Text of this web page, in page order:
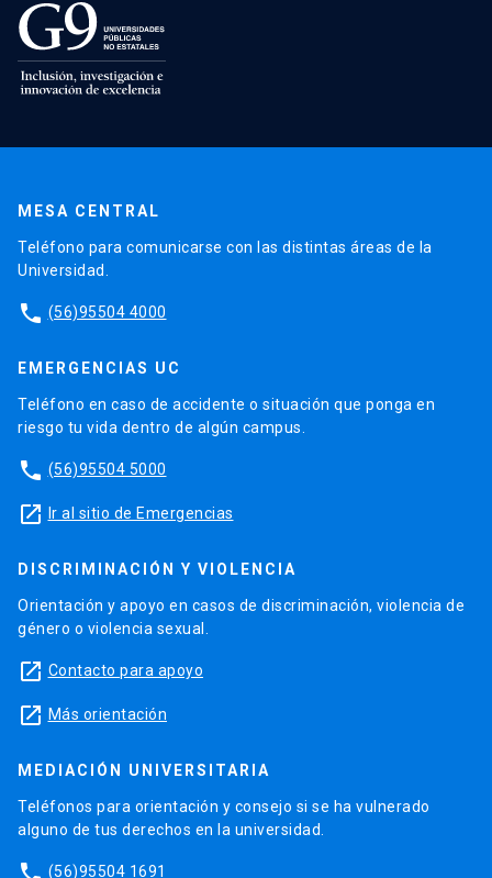
MESA CENTRAL
Teléfono para comunicarse con las distintas áreas de la
Universidad.
phone (56)95504 4000
EMERGENCIAS UC
Teléfono en caso de accidente o situación que ponga en
riesgo tu vida dentro de algún campus.
phone (56)95504 5000
launch Ir al sitio de Emergencias
DISCRIMINACIÓN Y VIOLENCIA
Orientación y apoyo en casos de discriminación, violencia de
género o violencia sexual.
launch Contacto para apoyo
launch Más orientación
MEDIACIÓN UNIVERSITARIA
Teléfonos para orientación y consejo si se ha vulnerado
alguno de tus derechos en la universidad.
(56)95504 1691